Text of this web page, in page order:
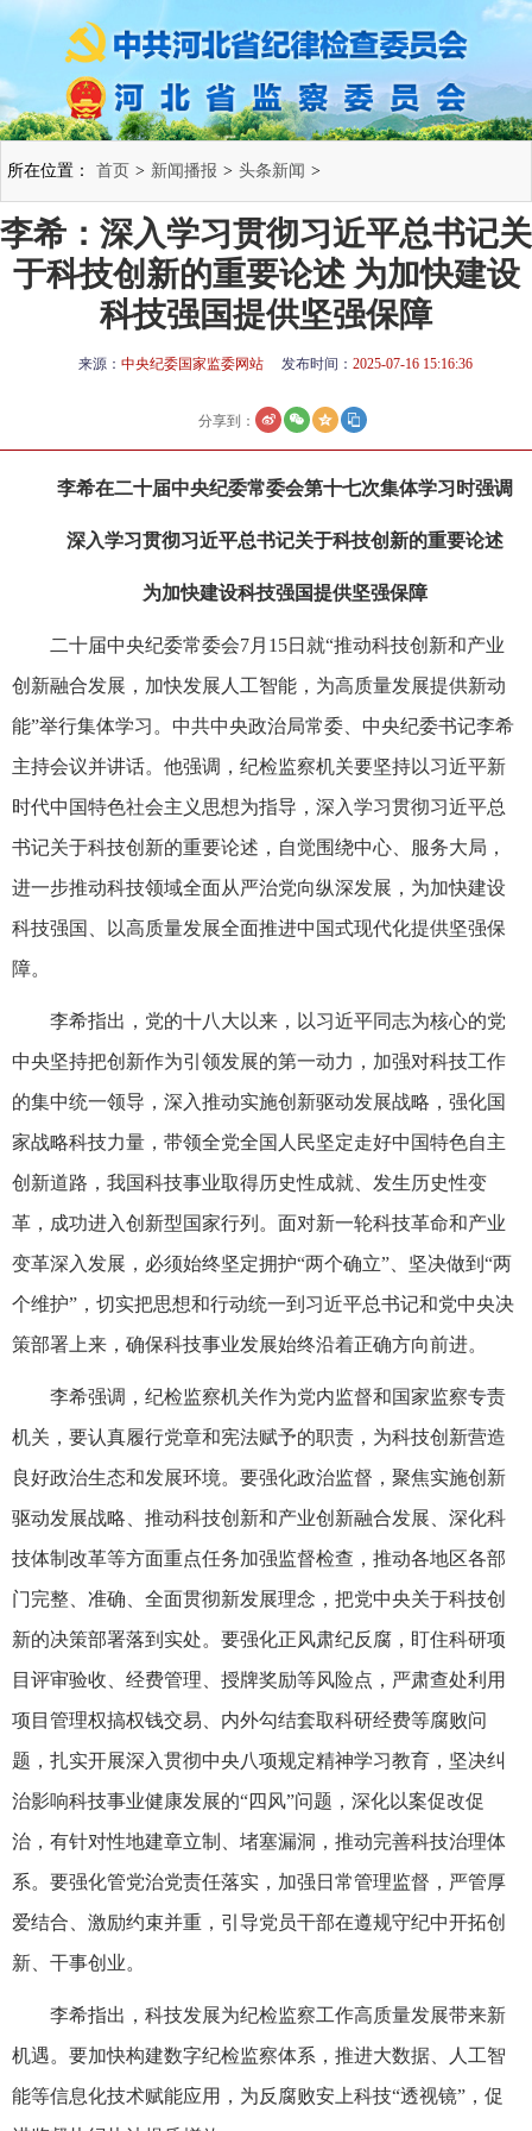
所在位置： 首页 > 新闻播报 > 头条新闻 >
李希：深入学习贯彻习近平总书记关
于科技创新的重要论述 为加快建设
科技强国提供坚强保障
来源： 中央纪委国家监委网站 发布时间： 2025-07-16 15:16:36
分享到：
李希在二十届中央纪委常委会第十七次集体学习时强调
深入学习贯彻习近平总书记关于科技创新的重要论述
为加快建设科技强国提供坚强保障
二十届中央纪委常委会7月15日就“推动科技创新和产业
创新融合发展，加快发展人工智能，为高质量发展提供新动
能”举行集体学习。中共中央政治局常委、中央纪委书记李希
主持会议并讲话。他强调，纪检监察机关要坚持以习近平新
时代中国特色社会主义思想为指导，深入学习贯彻习近平总
书记关于科技创新的重要论述，自觉围绕中心、服务大局，
进一步推动科技领域全面从严治党向纵深发展，为加快建设
科技强国、以高质量发展全面推进中国式现代化提供坚强保
障。
李希指出，党的十八大以来，以习近平同志为核心的党
中央坚持把创新作为引领发展的第一动力，加强对科技工作
的集中统一领导，深入推动实施创新驱动发展战略，强化国
家战略科技力量，带领全党全国人民坚定走好中国特色自主
创新道路，我国科技事业取得历史性成就、发生历史性变
革，成功进入创新型国家行列。面对新一轮科技革命和产业
变革深入发展，必须始终坚定拥护“两个确立”、坚决做到“两
个维护”，切实把思想和行动统一到习近平总书记和党中央决
策部署上来，确保科技事业发展始终沿着正确方向前进。
李希强调，纪检监察机关作为党内监督和国家监察专责
机关，要认真履行党章和宪法赋予的职责，为科技创新营造
良好政治生态和发展环境。要强化政治监督，聚焦实施创新
驱动发展战略、推动科技创新和产业创新融合发展、深化科
技体制改革等方面重点任务加强监督检查，推动各地区各部
门完整、准确、全面贯彻新发展理念，把党中央关于科技创
新的决策部署落到实处。要强化正风肃纪反腐，盯住科研项
目评审验收、经费管理、授牌奖励等风险点，严肃查处利用
项目管理权搞权钱交易、内外勾结套取科研经费等腐败问
题，扎实开展深入贯彻中央八项规定精神学习教育，坚决纠
治影响科技事业健康发展的“四风”问题，深化以案促改促
治，有针对性地建章立制、堵塞漏洞，推动完善科技治理体
系。要强化管党治党责任落实，加强日常管理监督，严管厚
爱结合、激励约束并重，引导党员干部在遵规守纪中开拓创
新、干事创业。
李希指出，科技发展为纪检监察工作高质量发展带来新
机遇。要加快构建数字纪检监察体系，推进大数据、人工智
能等信息化技术赋能应用，为反腐败安上科技“透视镜”，促